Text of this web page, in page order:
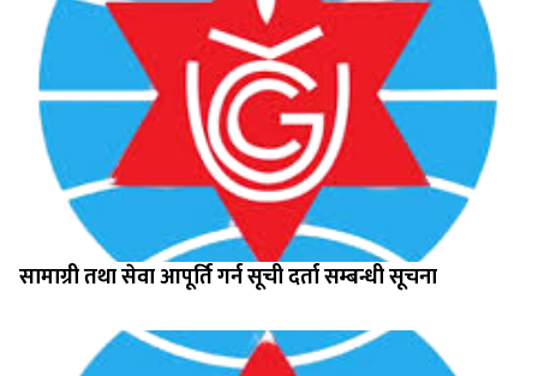
सामाग्री तथा सेवा आपूर्ति गर्न सूची दर्ता सम्बन्धी सूचना